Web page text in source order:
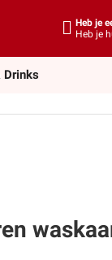
Heb je
Heb je
Drinks